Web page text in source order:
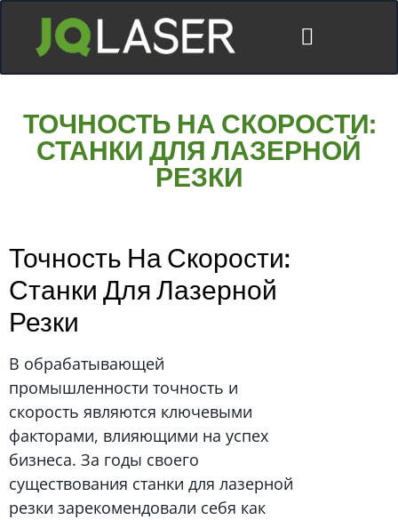
ТОЧНОСТЬ НА СКОРОСТИ:
СТАНКИ ДЛЯ ЛАЗЕРНОЙ
РЕЗКИ
Точность На Скорости:
Станки Для Лазерной
Резки
В обрабатывающей
промышленности точность и
скорость являются ключевыми
факторами, влияющими на успех
бизнеса. За годы своего
существования станки для лазерной
резки зарекомендовали себя как